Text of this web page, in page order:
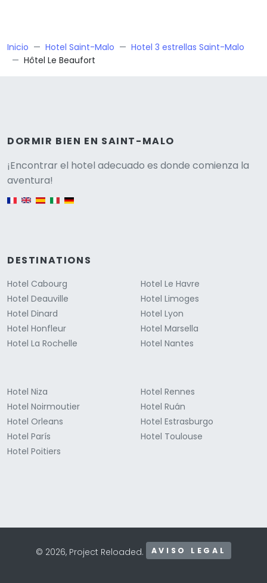
Inicio Hotel Saint-Malo
Hotel 3 estrellas Saint-Malo
Hôtel Le Beaufort
DORMIR BIEN EN SAINT-MALO
¡Encontrar el hotel adecuado es donde comienza la
aventura!
English version
DESTINATIONS
Hotel Cabourg
Hotel Deauville
Hotel Dinard
Hotel Honfleur
Hotel La Rochelle
Hotel Le Havre
Hotel Limoges
Hotel Lyon
Hotel Marsella
Hotel Nantes
Hotel Niza
Hotel Noirmoutier
Hotel Orleans
Hotel París
Hotel Poitiers
Hotel Rennes
Hotel Ruán
Hotel Estrasburgo
Hotel Toulouse
© 2026, Project Reloaded. AVISO LEGAL